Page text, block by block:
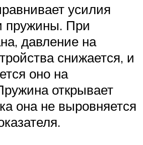
усилия
пружины. При
давление на
снижается, и
оно на
открывает
она не выровняется